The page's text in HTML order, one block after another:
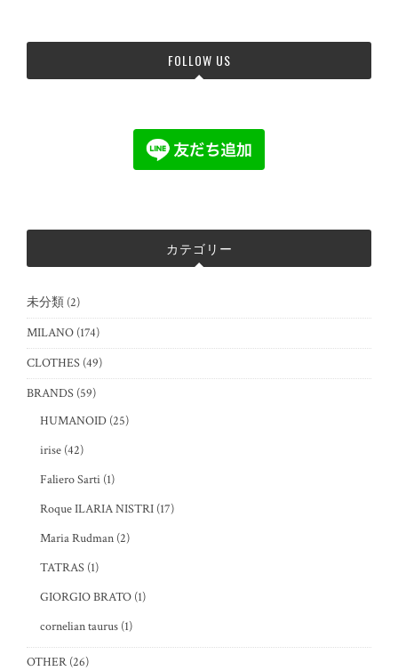
FOLLOW US
カテゴリー
未分類 (2)
MILANO (174)
CLOTHES (49)
BRANDS (59)
HUMANOID (25)
irise (42)
Faliero Sarti (1)
Roque ILARIA NISTRI (17)
Maria Rudman (2)
TATRAS (1)
GIORGIO BRATO (1)
cornelian taurus (1)
OTHER (26)